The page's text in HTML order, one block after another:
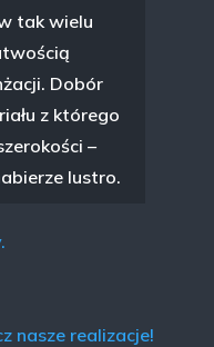
tak wielu
Dobór
z którego
–
lustro.
nasze realizacje!